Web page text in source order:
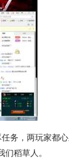
务，两玩家都
稻草人。